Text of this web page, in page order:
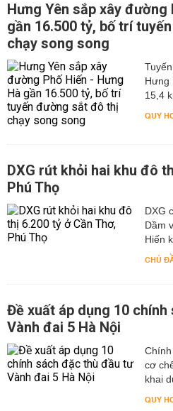
Hưng Yên sắp xây đường
gần 16.500 tỷ, bố trí
chạy song song
Hưng
15,4
QUY
DXG rút khỏi hai khu đô
Phú Thọ
DXG
Dầm
Hiến
CHỦ
Đề xuất áp dụng 10
Vành đai 5 Hà Nội
cơ
khai
QUY